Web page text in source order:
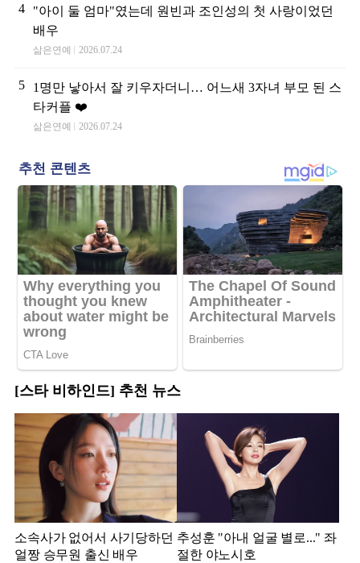
4
"아이 둘 엄마"였는데 원빈과 조인성의 첫 사랑이었던
배우
삶은연예 2026.07.24
5
1명만 낳아서 잘 키우자더니… 어느새 3자녀 부모 된 스
타커플 ❤️
삶은연예 2026.07.24
[스타 비하인드] 추천 뉴스
소속사가 없어서 사기당하던
얼짱 승무원 출신 배우
추성훈 "아내 얼굴 별로..." 좌
절한 야노시호